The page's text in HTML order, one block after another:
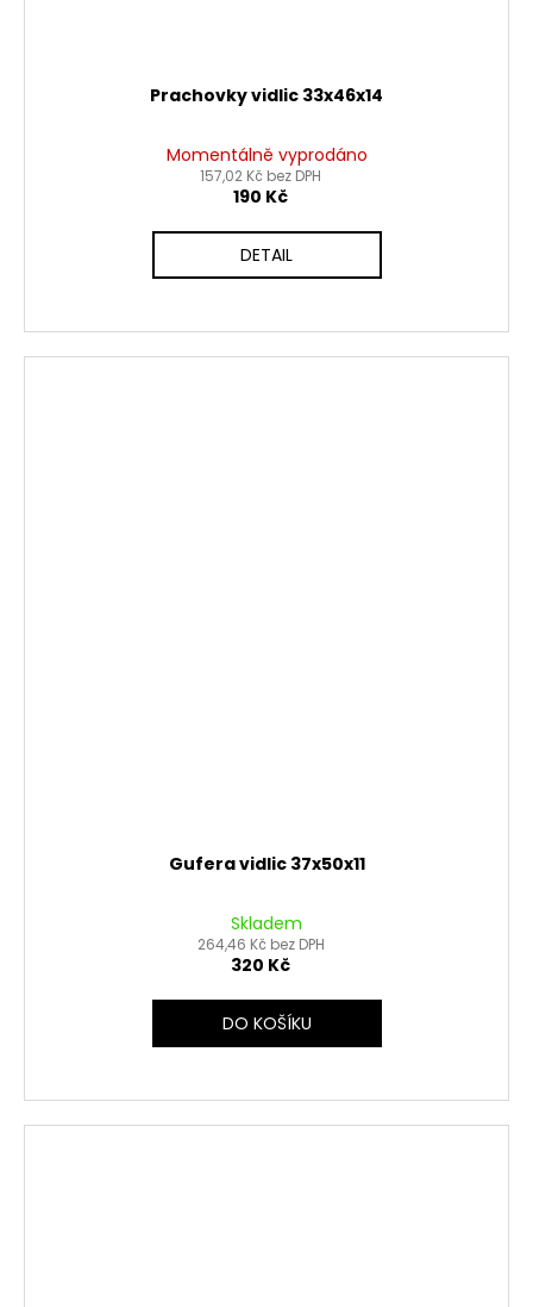
Prachovky vidlic 33x46x14
Momentálně vyprodáno
157,02 Kč bez DPH
190 Kč
DETAIL
Gufera vidlic 37x50x11
Skladem
264,46 Kč bez DPH
320 Kč
DO KOŠÍKU